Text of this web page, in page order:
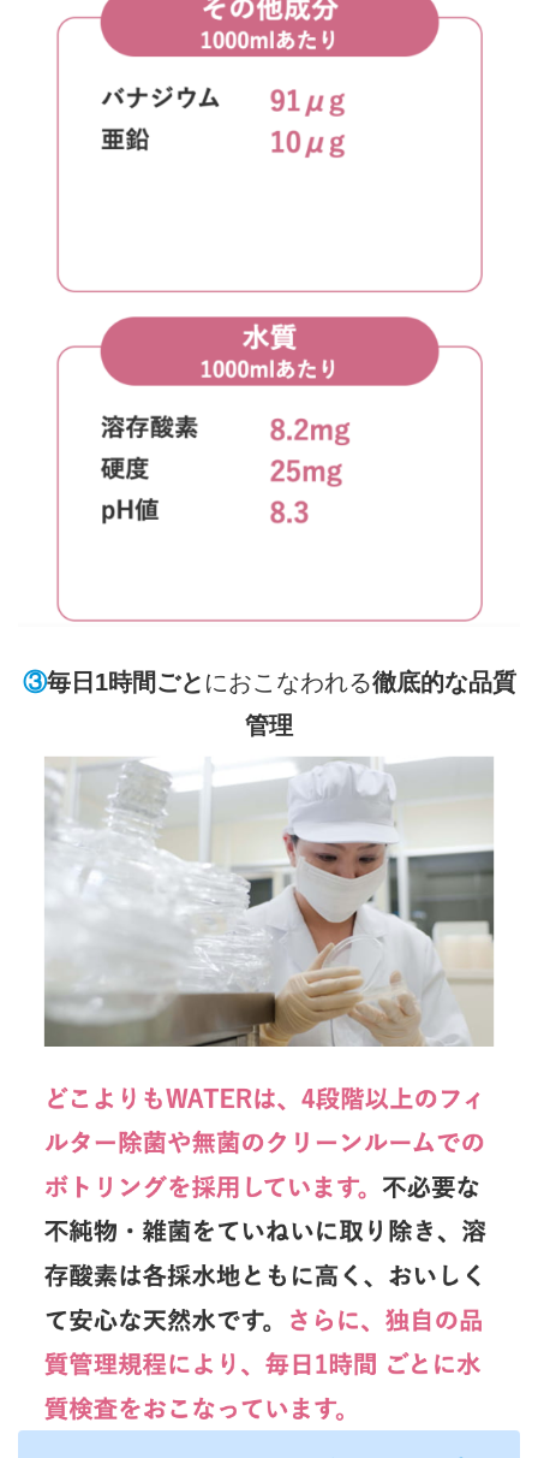
③毎日1時間ごと におこなわれる徹底的な品質
管理